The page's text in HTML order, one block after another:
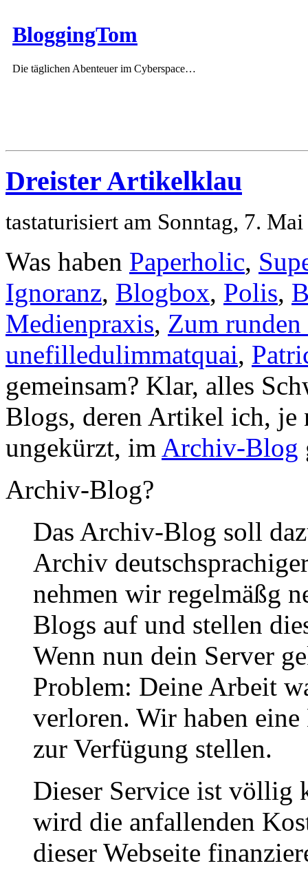
BloggingTom
Die täglichen Abenteuer im Cyberspace…
Dreister Artikelklau
tastaturisiert am Sonntag, 7.
Was haben Paperholic,
Ignoranz, Blogbox, Polis,
Medienpraxis, Zum runden
unefilledulimmatquai,
gemeinsam? Klar, alles
Blogs, deren Artikel ich, je
ungekürzt, im Archiv-Blog
Archiv-Blog?
Das Archiv-Blog soll
Archiv
nehmen wir regelmäßg
Blogs auf und stellen
Wenn nun dein Server
Problem: Deine Arbeit
verloren. Wir haben
zur Verfügung stellen.
Dieser Service ist völlig
wird die anfallenden
dieser Webseite